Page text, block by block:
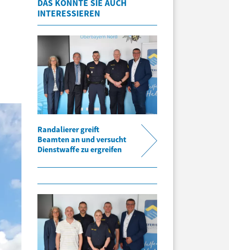
DAS KÖNNTE SIE AUCH
INTERESSIEREN
Randalierer greift
Beamten an und versucht
Dienstwaffe zu ergreifen